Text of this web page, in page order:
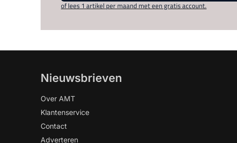
of lees 1 artikel per maand met een gratis account.
Nieuwsbrieven
Over AMT
Klantenservice
Contact
Adverteren